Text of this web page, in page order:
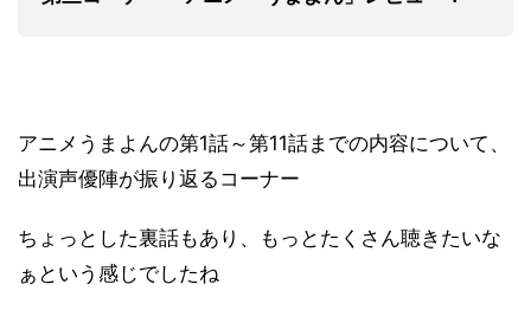
アニメうまよんの第1話～第11話までの内容について、
出演声優陣が振り返るコーナー
ちょっとした裏話もあり、もっとたくさん聴きたいな
ぁという感じでしたね